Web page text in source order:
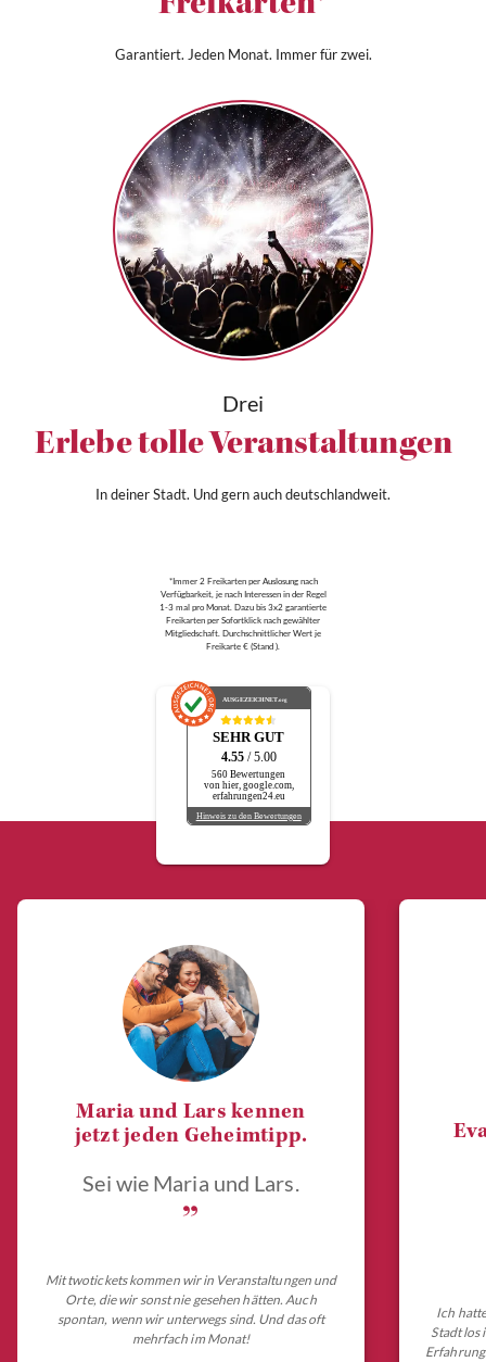
Garantiert. Jeden Monat. Immer für zwei.
Drei
Erlebe tolle Veranstaltungen
In deiner Stadt. Und gern auch deutschlandweit.
*Immer 2 Freikarten per Auslosung nach
Verfügbarkeit, je nach Interessen in der Regel
1-3 mal pro Monat. Dazu bis 3x2 garantierte
Freikarten per Sofortklick nach gewählter
Mitgliedschaft. Durchschnittlicher Wert je
Freikarte € (Stand ).
AUSGEZEICHNET.org
SEHR GUT
4.55 / 5.00
560 Bewertungen
von hier, google.com,
erfahrungen24.eu
Hinweis zu den Bewertungen
Maria und Lars kennen
jetzt jeden Geheimtipp.
Sei wie Maria und Lars.
„
Mit twotickets kommen wir in Veranstaltungen und
Orte, die wir sonst nie gesehen hätten. Auch
spontan, wenn wir unterwegs sind. Und das oft
mehrfach im Monat!
Ich
Stadt los